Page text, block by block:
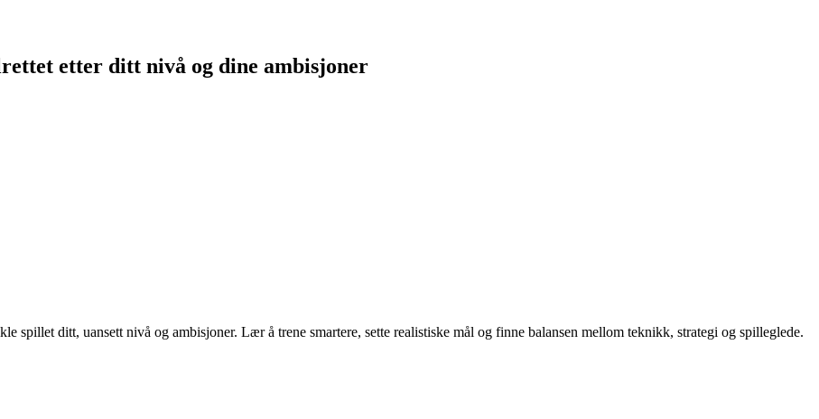
etter ditt nivå og dine ambisjoner
spillet ditt, uansett nivå og ambisjoner. Lær å trene smartere, sette realistiske mål og finne balansen mellom teknikk, strategi og spilleglede.